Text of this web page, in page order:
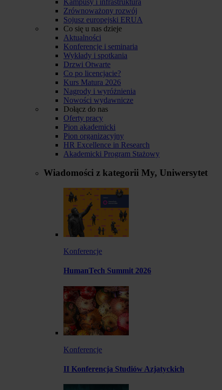
Zrównoważony rozwój
Sojusz europejski ERUA
Co się u nas dzieje
Aktualności
Konferencje i seminaria
Wykłady i spotkania
Drzwi Otwarte
Co po licencjacie?
Kurs Matura 2026
Nagrody i wyróżnienia
Nowości wydawnicze
Dołącz do nas
Oferty pracy
Pion akademicki
Pion organizacyjny
HR Excellence in Research
Akademicki Program Stażowy
Wiadomości z kategorii My, Uniwersytet
Konferencje
HumanTech Summit 2026
Konferencje
II Konferencja Studiów Azjatyckich